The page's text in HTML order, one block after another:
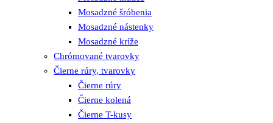
Mosadzné šróbenia
Mosadzné nástenky
Mosadzné kríže
Chrómované tvarovky
Čierne rúry, tvarovky
Čierne rúry
Čierne kolená
Čierne T-kusy